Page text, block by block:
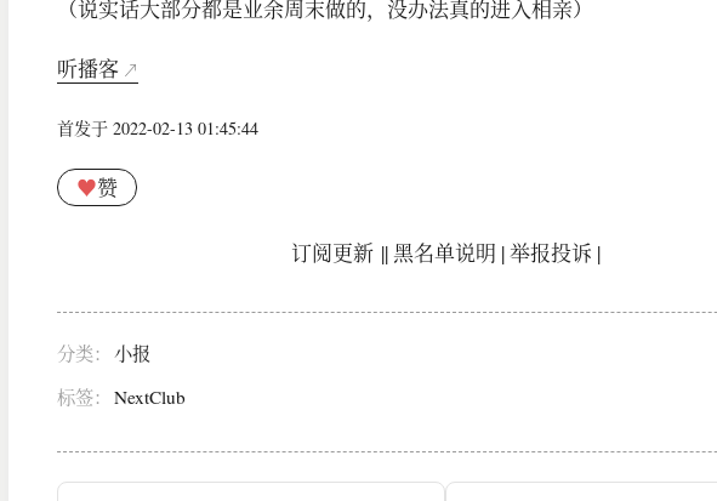
（说实话大部分都是业余周末做的，没办法真的进入相亲）
听播客
首发于 2022-02-13 01:45:44
♥赞
订阅更新||黑名单说明 |举报投诉 |
分类： 小报
标签： NextClub